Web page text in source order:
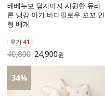
베베누보 닿자마자 시원한 듀라
론 냉감 아기 바디필로우 꼬꼬 인
형 베개
후기 41
40,800 24,900원
34%